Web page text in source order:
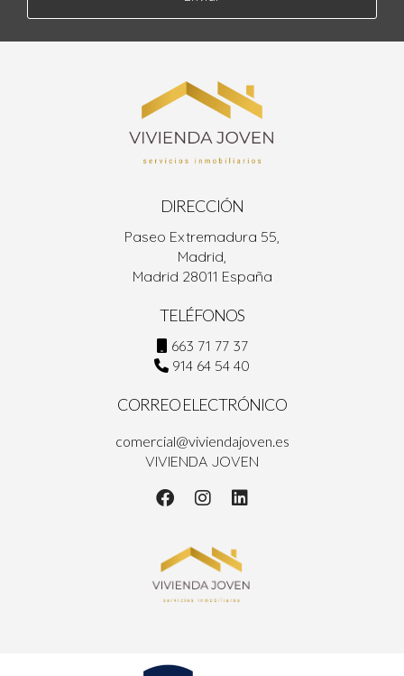
DIRECCIÓN
Paseo Extremadura 55,
Madrid,
Madrid 28011 España
TELÉFONOS
663 71 77 37
914 64 54 40
CORREO ELECTRÓNICO
comercial@viviendajoven.es
VIVIENDA JOVEN